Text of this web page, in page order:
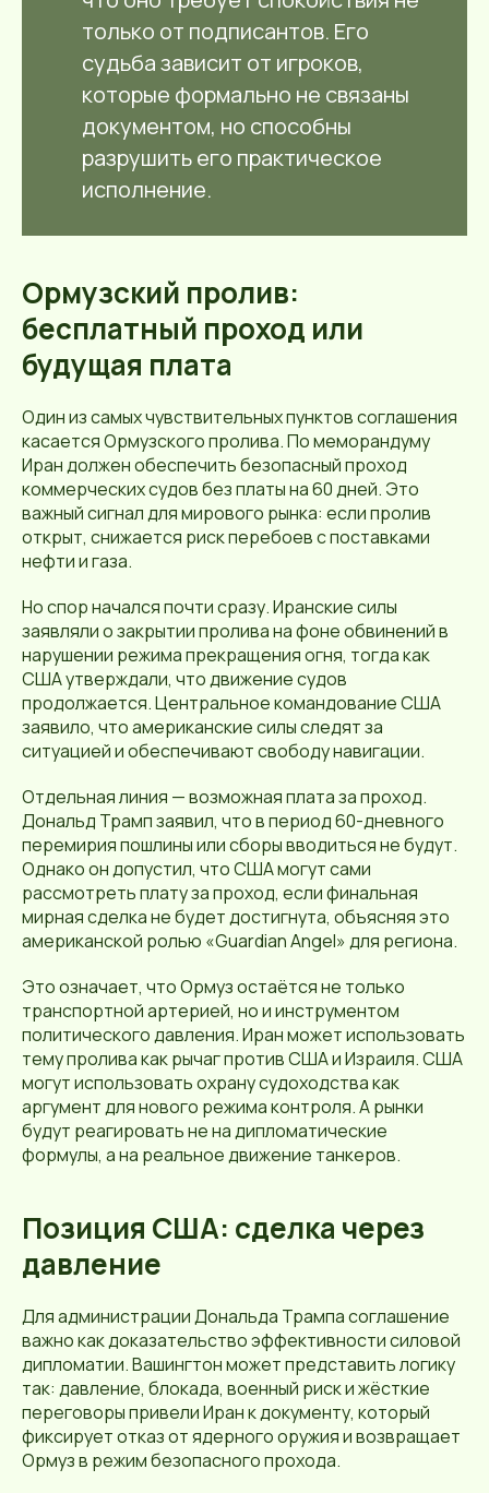
только от подписантов. Его
судьба зависит от игроков,
которые формально не связаны
документом, но способны
разрушить его практическое
исполнение.
Ормузский пролив:
бесплатный проход или
будущая плата
Один из самых чувствительных пунктов соглашения
касается Ормузского пролива. По меморандуму
Иран должен обеспечить безопасный проход
коммерческих судов без платы на 60 дней. Это
важный сигнал для мирового рынка: если пролив
открыт, снижается риск перебоев с поставками
нефти и газа.
Но спор начался почти сразу. Иранские силы
заявляли о закрытии пролива на фоне обвинений в
нарушении режима прекращения огня, тогда как
США утверждали, что движение судов
продолжается. Центральное командование США
заявило, что американские силы следят за
ситуацией и обеспечивают свободу навигации.
Отдельная линия — возможная плата за проход.
Дональд Трамп заявил, что в период 60-дневного
перемирия пошлины или сборы вводиться не будут.
Однако он допустил, что США могут сами
рассмотреть плату за проход, если финальная
мирная сделка не будет достигнута, объясняя это
американской ролью «Guardian Angel» для региона.
Это означает, что Ормуз остаётся не только
транспортной артерией, но и инструментом
политического давления. Иран может использовать
тему пролива как рычаг против США и Израиля. США
могут использовать охрану судоходства как
аргумент для нового режима контроля. А рынки
будут реагировать не на дипломатические
формулы, а на реальное движение танкеров.
Позиция США: сделка через
давление
Для администрации Дональда Трампа соглашение
важно как доказательство эффективности силовой
дипломатии. Вашингтон может представить логику
так: давление, блокада, военный риск и жёсткие
переговоры привели Иран к документу, который
фиксирует отказ от ядерного оружия и возвращает
Ормуз в режим безопасного прохода.